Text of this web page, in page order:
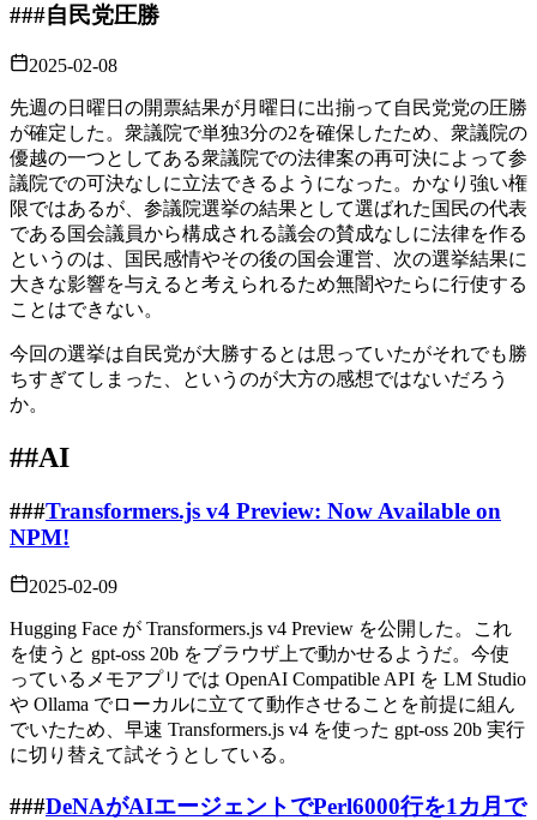
###自民党圧勝
2025-02-08
先週の日曜日の開票結果が月曜日に出揃って自民党党の圧勝
が確定した。衆議院で単独3分の2を確保したため、衆議院の
優越の一つとしてある衆議院での法律案の再可決によって参
議院での可決なしに立法できるようになった。かなり強い権
限ではあるが、参議院選挙の結果として選ばれた国民の代表
である国会議員から構成される議会の賛成なしに法律を作る
というのは、国民感情やその後の国会運営、次の選挙結果に
大きな影響を与えると考えられるため無闇やたらに行使する
ことはできない。
今回の選挙は自民党が大勝するとは思っていたがそれでも勝
ちすぎてしまった、というのが大方の感想ではないだろう
か。
##AI
###Transformers.js v4 Preview: Now Available on
NPM!
2025-02-09
Hugging Face が Transformers.js v4 Preview を公開した。これ
を使うと gpt-oss 20b をブラウザ上で動かせるようだ。今使
っているメモアプリでは OpenAI Compatible API を LM Studio
や Ollama でローカルに立てて動作させることを前提に組ん
でいたため、早速 Transformers.js v4 を使った gpt-oss 20b 実行
に切り替えて試そうとしている。
###DeNAがAIエージェントでPerl6000行を1カ月で